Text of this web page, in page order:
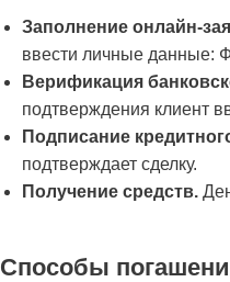
Заполнение онлайн-
ввести личные данные:
Верификация
подтверждения клиент
Подписание
подтверждает сделку.
Получение средств.
Способы